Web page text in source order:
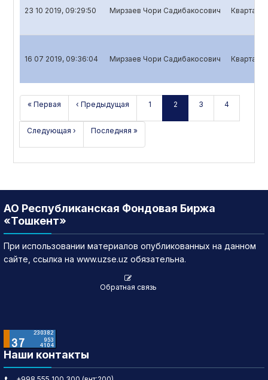
23 10 2019, 09:29:50 Мирзаев Чори Садибакосович
16 07 2019, 09:36:04 Мирзаев Чори Садибакосович
« Первая ‹ Предыдущая 1 2 3 4
Следующая › Последняя »
АО Республиканская Фондовая Биржа
«Тошкент»
При использовании материалов опубликованных на данном
сайте, ссылка на www.uzse.uz обязательна.
Обратная связь
Наши контакты